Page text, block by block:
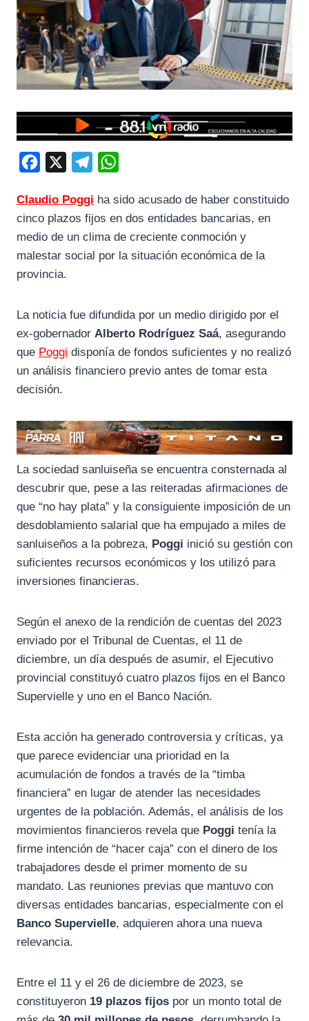
c
e
b
l
e
g
a
t
s
Claudio Poggi ha sido acusado de haber constituido
cinco plazos fijos en dos entidades bancarias, en
medio de un clima de creciente conmoción y
malestar social por la situación económica de la
provincia.
La noticia fue difundida por un medio dirigido por el
ex-gobernador Alberto Rodríguez Saá, asegurando
que Poggi disponía de fondos suficientes y no realizó
un análisis financiero previo antes de tomar esta
decisión.
La sociedad sanluiseña se encuentra consternada al
descubrir que, pese a las reiteradas afirmaciones de
que “no hay plata” y la consiguiente imposición de un
desdoblamiento salarial que ha empujado a miles de
sanluiseños a la pobreza, Poggi inició su gestión con
suficientes recursos económicos y los utilizó para
inversiones financieras.
Según el anexo de la rendición de cuentas del 2023
enviado por el Tribunal de Cuentas, el 11 de
diciembre, un día después de asumir, el Ejecutivo
provincial constituyó cuatro plazos fijos en el Banco
Supervielle y uno en el Banco Nación.
Esta acción ha generado controversia y críticas, ya
que parece evidenciar una prioridad en la
acumulación de fondos a través de la “timba
financiera” en lugar de atender las necesidades
urgentes de la población. Además, el análisis de los
movimientos financieros revela que Poggi tenía la
firme intención de “hacer caja” con el dinero de los
trabajadores desde el primer momento de su
mandato. Las reuniones previas que mantuvo con
diversas entidades bancarias, especialmente con el
Banco Supervielle, adquieren ahora una nueva
relevancia.
Entre el 11 y el 26 de diciembre de 2023, se
constituyeron 19 plazos fijos por un monto total de